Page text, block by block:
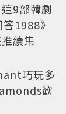
9部韓劇
1988》
續集
巧玩多
歡